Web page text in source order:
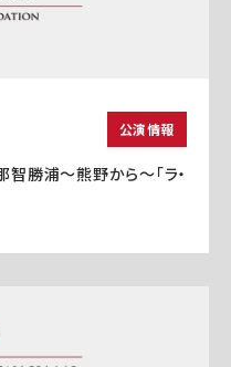
公演情報
勝浦〜熊野から〜「ラ・